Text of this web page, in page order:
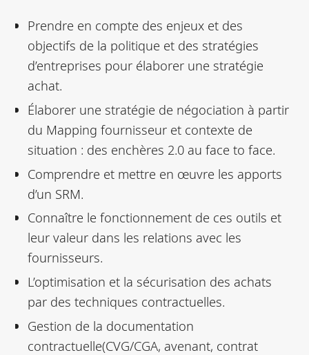
Prendre en compte des enjeux et des
objectifs de la politique et des stratégies
d’entreprises pour élaborer une stratégie
achat.
Élaborer une stratégie de négociation à partir
du Mapping fournisseur et contexte de
situation : des enchères 2.0 au face to face.
Comprendre et mettre en œuvre les apports
d’un SRM.
Connaître le fonctionnement de ces outils et
leur valeur dans les relations avec les
fournisseurs.
L’optimisation et la sécurisation des achats
par des techniques contractuelles.
Gestion de la documentation
contractuelle(CVG/CGA, avenant, contrat